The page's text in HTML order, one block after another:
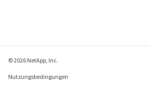
© 2026 NetApp, Inc.
Nutzungsbedingungen